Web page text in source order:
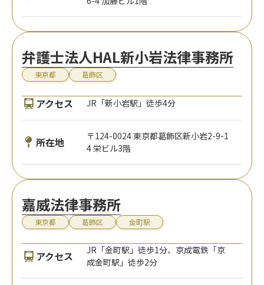
弁護士法人HAL新小岩法律事務所
東京都 葛飾区
アクセス JR「新小岩駅」徒歩4分
所在地
〒124-0024 東京都葛飾区新小岩2-9-1
4 栄ビル3階
嘉威法律事務所
東京都 葛飾区 金町駅
アクセス
JR「金町駅」徒歩1分、京成電鉄「京
成金町駅」徒歩2分